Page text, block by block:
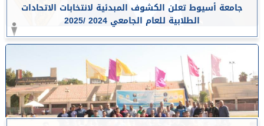
جامعة أسيوط تعلن الكشوف المبدئية لانتخابات الاتحادات
الطلابية للعام الجامعي 2024 /2025